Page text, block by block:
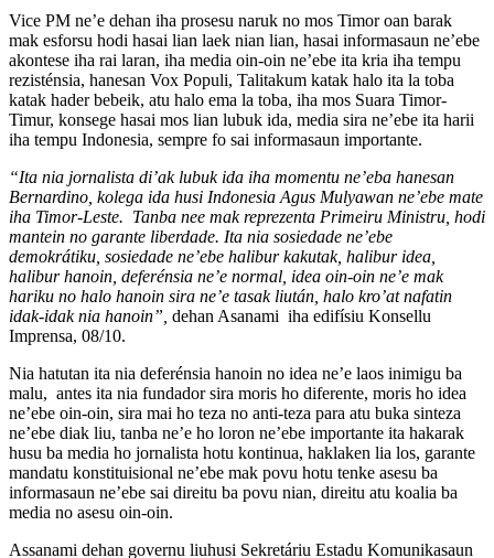
Vice PM ne’e dehan iha prosesu naruk no mos Timor oan barak
mak esforsu hodi hasai lian laek nian lian, hasai informasaun ne’ebe
akontese iha rai laran, iha media oin-oin ne’ebe ita kria iha tempu
rezisténsia, hanesan Vox Populi, Talitakum katak halo ita la toba
katak hader bebeik, atu halo ema la toba, iha mos Suara Timor-
Timur, konsege hasai mos lian lubuk ida, media sira ne’ebe ita harii
iha tempu Indonesia, sempre fo sai informasaun importante.
“Ita nia jornalista di’ak lubuk ida iha momentu ne’eba hanesan
Bernardino, kolega ida husi Indonesia Agus Mulyawan ne’ebe mate
iha Timor-Leste. Tanba nee mak reprezenta Primeiru Ministru, hodi
mantein no garante liberdade. Ita nia sosiedade ne’ebe
demokrátiku, sosiedade ne’ebe halibur kakutak, halibur idea,
halibur hanoin, deferénsia ne’e normal, idea oin-oin ne’e mak
hariku no halo hanoin sira ne’e tasak liután, halo kro’at nafatin
idak-idak nia hanoin”, dehan Asanami iha edifísiu Konsellu
Imprensa, 08/10.
Nia hatutan ita nia deferénsia hanoin no idea ne’e laos inimigu ba
malu, antes ita nia fundador sira moris ho diferente, moris ho idea
ne’ebe oin-oin, sira mai ho teza no anti-teza para atu buka sinteza
ne’ebe diak liu, tanba ne’e ho loron ne’ebe importante ita hakarak
husu ba media ho jornalista hotu kontinua, haklaken lia los, garante
mandatu konstituisional ne’ebe mak povu hotu tenke asesu ba
informasaun ne’ebe sai direitu ba povu nian, direitu atu koalia ba
media no asesu oin-oin.
Assanami dehan governu liuhusi Sekretáriu Estadu Komunikasaun